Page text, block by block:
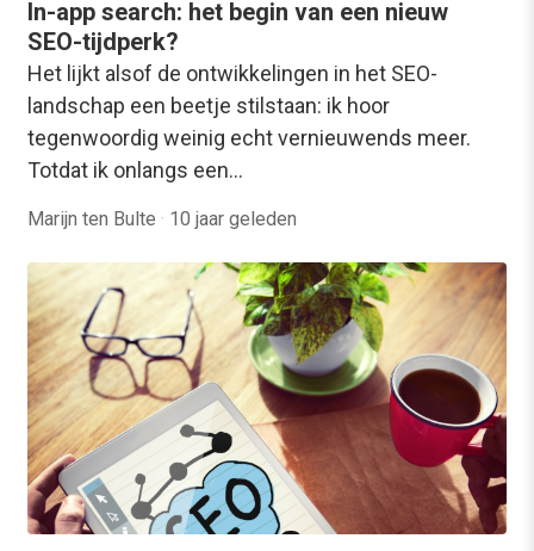
In-app search: het begin van een nieuw
SEO-tijdperk?
Het lijkt alsof de ontwikkelingen in het SEO-
landschap een beetje stilstaan: ik hoor
tegenwoordig weinig echt vernieuwends meer.
Totdat ik onlangs een…
Marijn ten Bulte · 10 jaar geleden